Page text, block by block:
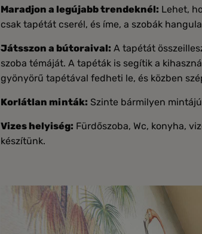
Maradjon a legújabb trendeknél: Lehet,
csak tapétát cserél, és íme, a szobák
Játsszon a bútoraival: A tapétát
szoba témáját. A tapéták is segítik a
gyönyörű tapétával fedheti le, és közben
Korlátlan minták: Szinte bármilyen
Vizes helyiség: Fürdőszoba, Wc, konyha,
készítünk.